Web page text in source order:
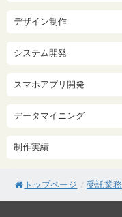
デザイン制作
システム開発
スマホアプリ開発
データマイニング
制作実績
トップページ / 受託業務